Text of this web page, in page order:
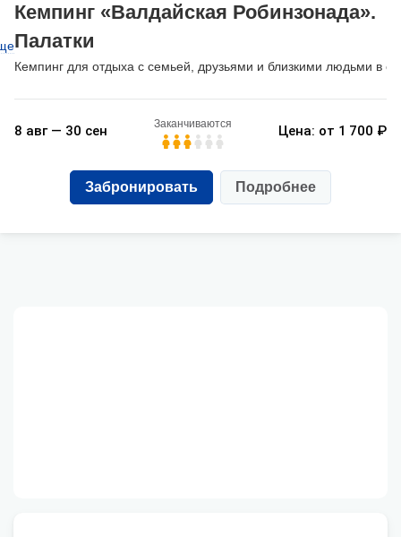
Кемпинг «Валдайская Робинзонада».
Палатки
Кемпинг для отдыха с семьей, друзьями и близкими людьми в
8 авг — 30 сен Заканчиваются Цена: от 1 700 ₽
Забронировать Подробнее